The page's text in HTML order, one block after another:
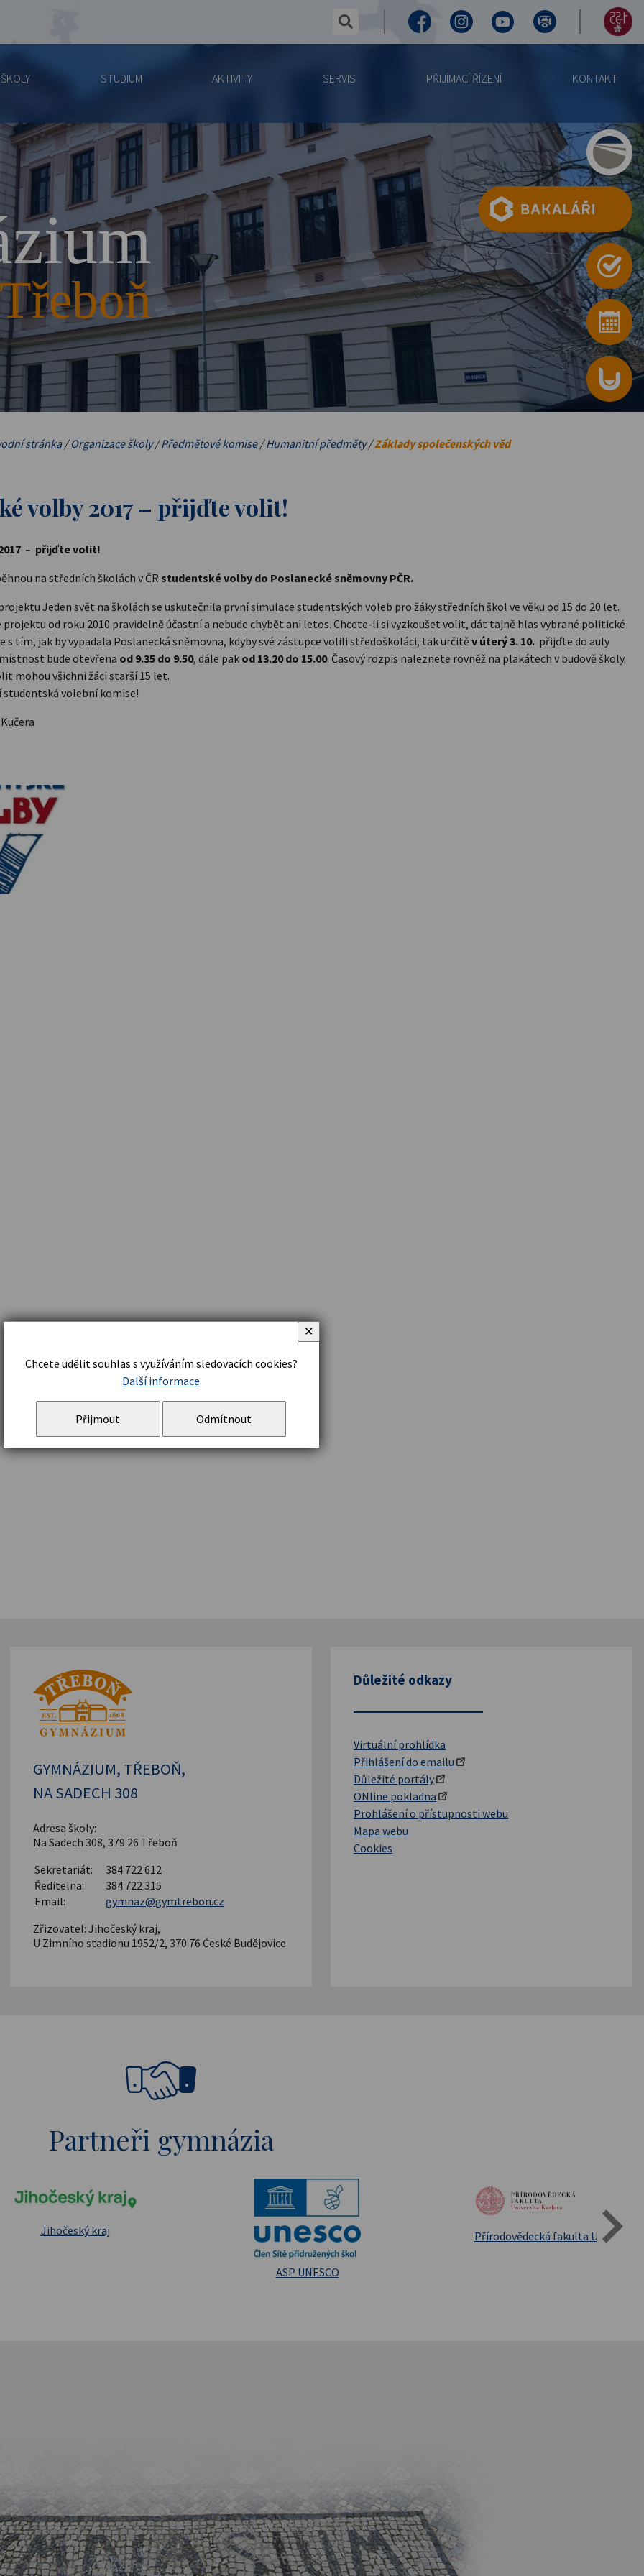
STUDIUM AKTIVITY SERVIS PŘIJÍMACÍ ŘÍZENÍ KONTAKT
hledaný text...
✕
FacebookInstagramYoutubeVirtuální
155
výročí
Třeboň
stránka/Organizace školy/Předmětové komise/Humanitní předměty/Základy společenských věd
volby 2017 – přijďte volit!
– přijďte volit!
na středních školách v ČR studentské volby do Poslanecké sněmovny PČR.
Jeden svět na školách se uskutečnila první simulace studentských voleb pro žáky středních škol ve věku od 15 do 20 let.
projektu od roku 2010 pravidelně účastní a nebude chybět ani letos. Chcete-li si vyzkoušet volit, dát tajně hlas vybrané politické
s tím, jak by vypadala Poslanecká sněmovna, kdyby své zástupce volili středoškoláci, tak určitěv úterý 3. 10. přijďte do auly
bude otevřena od 9.35 do 9.50, dále pak od 13.20 do 15.00. Časový rozpis naleznete rovněž na plakátech v budově školy.
mohou všichni žáci starší 15 let.
studentská volební komise!
GYMNÁZIUM, TŘEBOŇ,
NA SADECH 308
Adresa školy:
Na Sadech 308, 379 26 Třeboň
Sekretariát:
384 722 612
Ředitelna:
384 722 315
Email:
gymnaz@gymtrebon.cz
Zřizovatel: Jihočeský kraj,
U Zimního stadionu 1952/2, 370 76 České Budějovice
Důležité odkazy
Virtuální prohlídka
Přihlášení do emailu
Důležité portály
ONline pokladna
Prohlášení o přístupnosti webu
Mapa webu
Cookies
Partneři gymnázia
Masarykova universita
Státní oblastní archív Třeboň
Chcete udělit souhlas s využíváním sledovacích cookies?
Další informace
Přijmout Odmítnout
✕